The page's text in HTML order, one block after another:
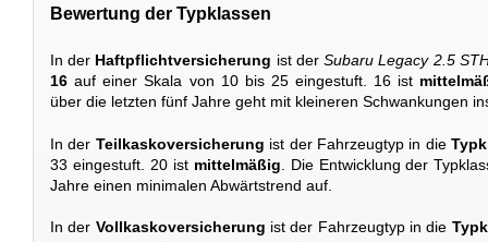
Bewertung der Typklassen
In der Haftpflichtversicherung ist derSubaru Legacy 2.5
16 auf einer Skala von 10 bis 25 eingestuft. 16 ist
über die letzten fünf Jahre geht mit kleineren Schwankungen
In der Teilkaskoversicherung ist der Fahrzeugtyp in die
33 eingestuft. 20 ist mittelmäßig . Die Entwicklung der
Jahre einen minimalen Abwärtstrend auf.
In der Vollkaskoversicherung ist der Fahrzeugtyp in die